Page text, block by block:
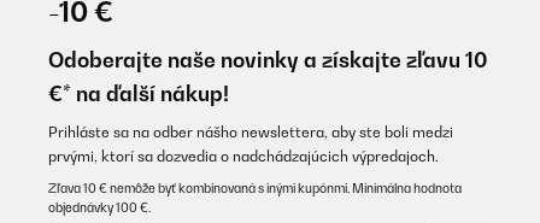
-10 €
Odoberajte naše novinky a získajte zľavu 10
€* na ďalší nákup!
Prihláste sa na odber nášho newslettera, aby ste boli medzi
prvými, ktorí sa dozvedia o nadchádzajúcich výpredajoch.
Zľava 10 € nemôže byť kombinovaná s inými kupónmi. Minimálna hodnota
objednávky 100 €.